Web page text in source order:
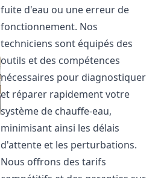
fuite d'eau ou une erreur de
fonctionnement. Nos
techniciens sont équipés des
outils et des compétences
nécessaires pour diagnostiquer
et réparer rapidement votre
système de chauffe-eau,
minimisant ainsi les délais
d'attente et les perturbations.
Nous offrons des tarifs